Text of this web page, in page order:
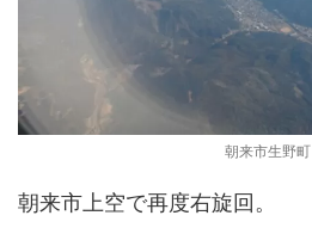
朝来市生野町
朝来市上空で再度右旋回。